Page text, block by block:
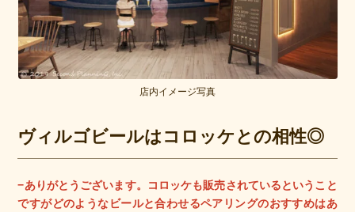
店内イメージ写真
ヴィルゴビールはコロッケとの相性◎
−ありがとうございます。コロッケも販売されているということ
ですがどのようなビールと合わせるペアリングのおすすめはあ